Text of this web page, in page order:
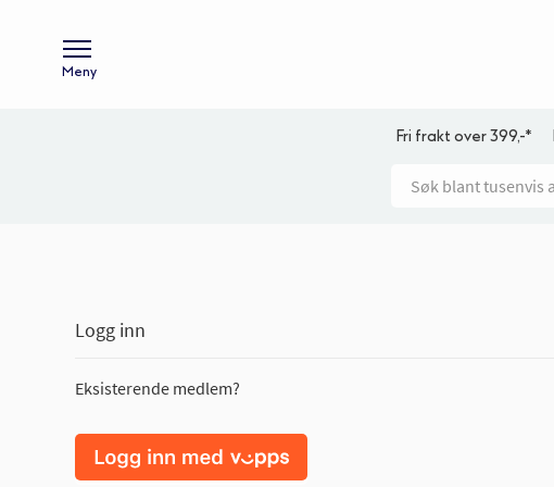
Meny
Fri frakt over 399,-*
Logg inn
Eksisterende medlem?